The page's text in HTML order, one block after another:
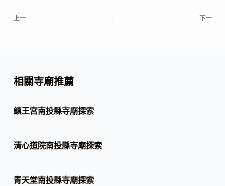
上一 下一
相關寺廟推薦
鎮王宮南投縣寺廟探索
清心道院南投縣寺廟探索
青天堂南投縣寺廟探索